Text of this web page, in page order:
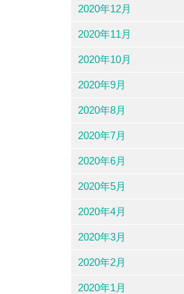
2020年12月
2020年11月
2020年10月
2020年9月
2020年8月
2020年7月
2020年6月
2020年5月
2020年4月
2020年3月
2020年2月
2020年1月